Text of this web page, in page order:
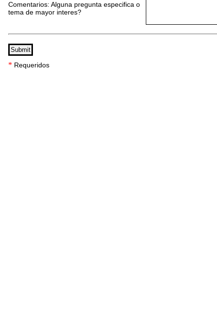
Comentarios: Alguna pregunta especifica o
tema de mayor interes?
* Requeridos